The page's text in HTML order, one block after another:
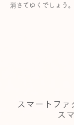
消さてゆくでしょう。
スマートファ
ス